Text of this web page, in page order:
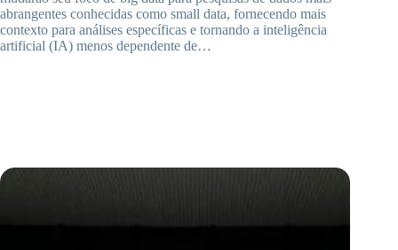
abrangentes conhecidas como small data, fornecendo mais
contexto para análises específicas e tornando a inteligência
artificial (IA) menos dependente de…